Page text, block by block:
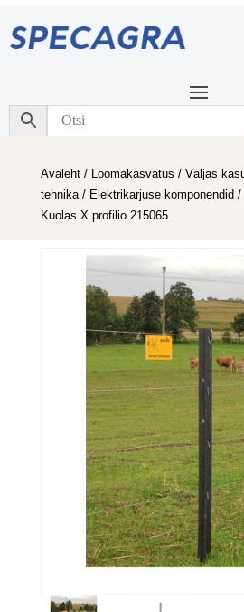
Avaleht/ Loomakasvatus / Väljas
tehnika/ Elektrikarjuse komponendid /
Kuolas X profilio 215065